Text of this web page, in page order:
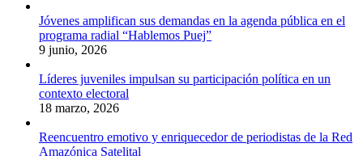
Jóvenes amplifican sus demandas en la agenda pública en el
programa radial “Hablemos Puej”
9 junio, 2026
Líderes juveniles impulsan su participación política en un
contexto electoral
18 marzo, 2026
Reencuentro emotivo y enriquecedor de periodistas de la Red
Amazónica Satelital